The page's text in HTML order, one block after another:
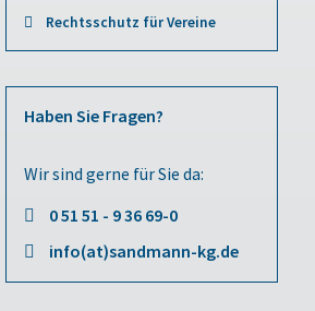
Rechtsschutz für Vereine
Haben Sie Fragen?
Wir sind gerne für Sie da:
0 51 51 - 9 36 69-0
info(at)sandmann-kg.de